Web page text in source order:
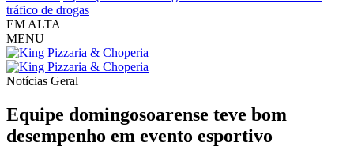
tráfico de drogas
EM ALTA
MENU
Notícias Geral
Equipe domingosoarense teve bom
desempenho em evento esportivo